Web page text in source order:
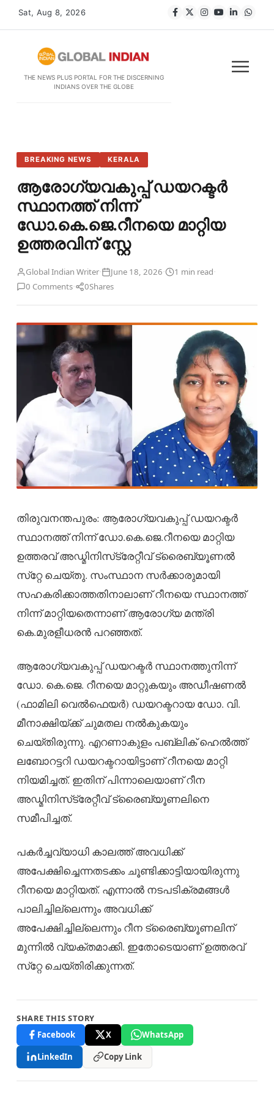
Sat, Aug 8, 2026
THE NEWS PLUS PORTAL FOR THE DISCERNING
INDIANS OVER THE GLOBE
BREAKING NEWS KERALA
ആരോഗ്യവകുപ്പ് ഡയറക്ടർ
സ്ഥാനത്ത് നിന്ന്
ഡോ.കെ.ജെ.റീനയെ മാറ്റിയ
ഉത്തരവിന് സ്റ്റേ
Global Indian Writer· June 18, 2026· 1 min read·
0 Comments· 0Shares
തിരുവനന്തപുരം: ആരോഗ്യവകുപ്പ് ഡയറക്ടർ
സ്ഥാനത്ത് നിന്ന് ഡോ.കെ.ജെ.റീനയെ മാറ്റിയ
ഉത്തരവ് അഡ്മിനിസ്‌ട്രേറ്റീവ് ട്രൈബ്യൂണൽ
സ്‌റ്റേ ചെയ്തു. സംസ്ഥാന സർക്കാരുമായി
സഹകരിക്കാത്തതിനാലാണ് റീനയെ സ്ഥാനത്ത്
നിന്ന് മാറ്റിയതെന്നാണ് ആരോഗ്യ മന്ത്രി
കെ.മുരളീധരൻ പറഞ്ഞത്.
ആരോഗ്യവകുപ്പ് ഡയറക്ടർ സ്ഥാനത്തുനിന്ന്
ഡോ. കെ.ജെ. റീനയെ മാറ്റുകയും അഡീഷണൽ
(ഫാമിലി വെൽഫെയർ) ഡയറക്ടറായ ഡോ. വി.
മീനാക്ഷിയ്ക്ക് ചുമതല നൽകുകയും
ചെയ്തിരുന്നു. എറണാകുളം പബ്ലിക് ഹെൽത്ത്
ലബോറട്ടറി ഡയറക്ടറായിട്ടാണ് റീനയെ മാറ്റി
നിയമിച്ചത്. ഇതിന് പിന്നാലെയാണ് റീന
അഡ്മിനിസ്‌ട്രേറ്റീവ് ട്രൈബ്യൂണലിനെ
സമീപിച്ചത്.
പകർച്ചവ്യാധി കാലത്ത് അവധിക്ക്
അപേക്ഷിച്ചെന്നതടക്കം ചൂണ്ടിക്കാട്ടിയായിരുന്നു
റീനയെ മാറ്റിയത്. എന്നാൽ നടപടിക്രമങ്ങൾ
പാലിച്ചില്ലെന്നും അവധിക്ക്
അപേക്ഷിച്ചില്ലെന്നും റീന ട്രൈബ്യൂണലിന്
മുന്നിൽ വ്യക്തമാക്കി. ഇതോടെയാണ് ഉത്തരവ്
സ്‌റ്റേ ചെയ്തിരിക്കുന്നത്.
SHARE THIS STORY
Facebook
X
WhatsApp
LinkedIn
Copy Link